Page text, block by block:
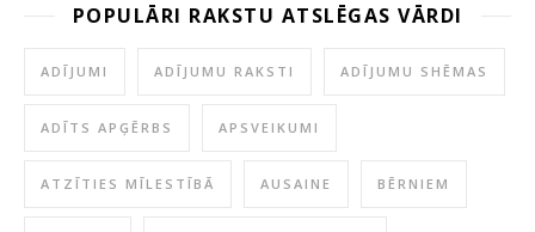
POPULĀRI RAKSTU ATSLĒGAS VĀRDI
ADĪJUMI ADĪJUMU RAKSTI ADĪJUMU SHĒMAS
ADĪTS APĢĒRBS APSVEIKUMI
ATZĪTIES MĪLESTĪBĀ AUSAINE BĒRNIEM